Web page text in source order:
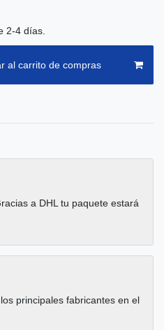
2-4 días.
al carrito de compras
a DHL tu paquete estará
principales fabricantes en el